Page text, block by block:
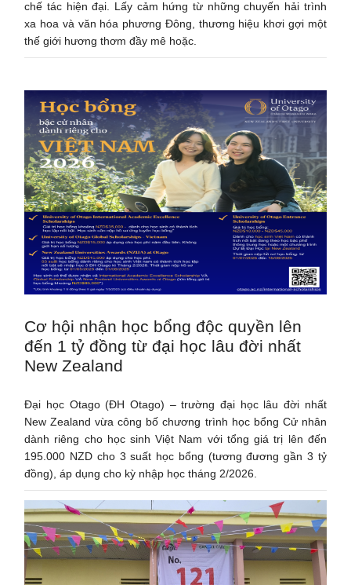
chế tác hiện đại. Lấy cảm hứng từ những chuyến hải trình
xa hoa và văn hóa phương Đông, thương hiệu khơi gợi một
thế giới hương thơm đầy mê hoặc.
Cơ hội nhận học bổng độc quyền lên
đến 1 tỷ đồng từ đại học lâu đời nhất
New Zealand
Đại học Otago (ĐH Otago) – trường đại học lâu đời nhất
New Zealand vừa công bố chương trình học bổng Cử nhân
dành riêng cho học sinh Việt Nam với tổng giá trị lên đến
195.000 NZD cho 3 suất học bổng (tương đương gần 3 tỷ
đồng), áp dụng cho kỳ nhập học tháng 2/2026.